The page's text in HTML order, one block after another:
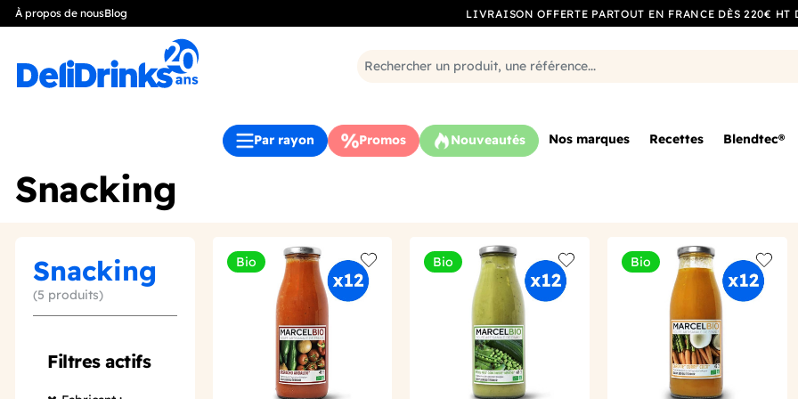
À propos de nousBlog LIVRAISON OFFERTE PARTOUT EN FRANCE DÈS 220€ HT
Par rayon Promos Nouveautés Nos marques Recettes Blendtec®
Snacking
Snacking
(5 produits)
Filtres actifs
Bio
Add to wishlist
Bio
Add to wishlist
Bio
Add